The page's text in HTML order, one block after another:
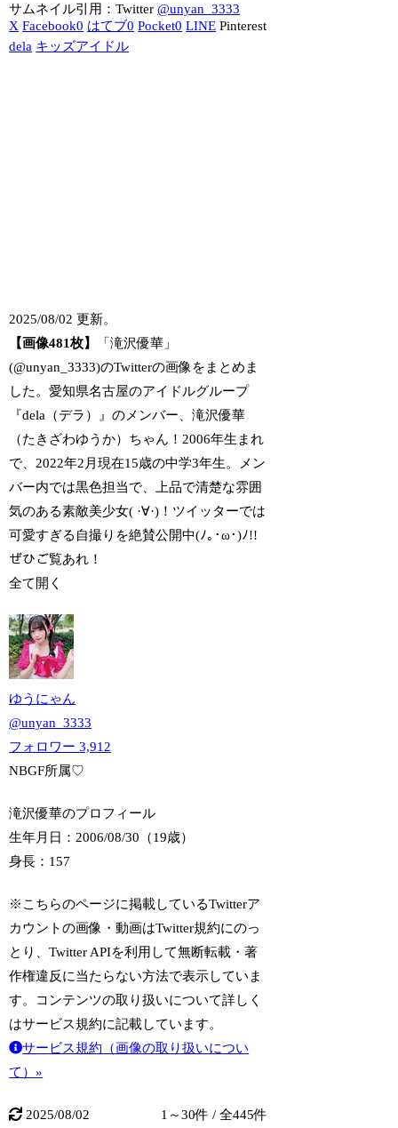
サムネイル引用：Twitter@unyan_3333
X Facebook0 はてブ0 Pocket0 LINE Pinterest
dela キッズアイドル
2025/08/02 更新。
【画像481枚】
「滝沢優華」
(@unyan_3333)のTwitterの画像をまとめま
した。愛知県名古屋のアイドルグループ
『dela（デラ）』のメンバー、滝沢優華
（たきざわゆうか）ちゃん！2006年生まれ
で、2022年2月現在15歳の中学3年生。メン
バー内では黒色担当で、上品で清楚な雰囲
気のある素敵美少女( ·∀·)！ツイッターでは
可愛すぎる自撮りを絶賛公開中(ﾉ｡･ω･)ﾉ!!
ぜひご覧あれ！
全て開く
ゆうにゃん
@unyan_3333
フォロワー3,912
NBGF所属♡
滝沢優華のプロフィール
生年月日：2006/08/30（19歳）
身長：157
※こちらのページに掲載しているTwitterア
カウントの画像・動画はTwitter規約にのっ
とり、Twitter APIを利用して無断転載・著
作権違反に当たらない方法で表示していま
す。コンテンツの取り扱いについて詳しく
はサービス規約に記載しています。
サービス規約（画像の取り扱いについ
て）»
2025/08/02 1～30件 / 全445件